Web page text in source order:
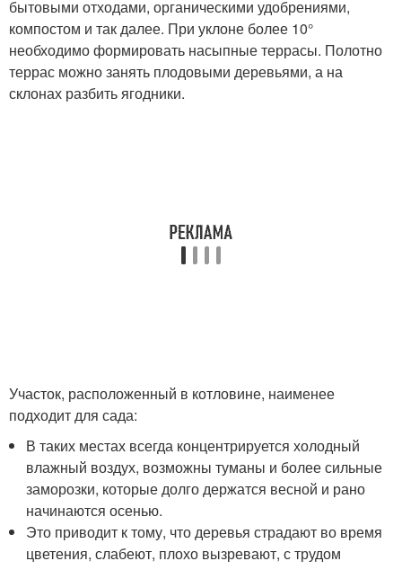
бытовыми отходами, органическими удобрениями,
компостом и так далее. При уклоне более 10°
необходимо формировать насыпные террасы. Полотно
террас можно занять плодовыми деревьями, а на
склонах разбить ягодники.
Участок, расположенный в котловине, наименее
подходит для сада:
В таких местах всегда концентрируется холодный
влажный воздух, возможны туманы и более сильные
заморозки, которые долго держатся весной и рано
начинаются осенью.
Это приводит к тому, что деревья страдают во время
цветения, слабеют, плохо вызревают, с трудом